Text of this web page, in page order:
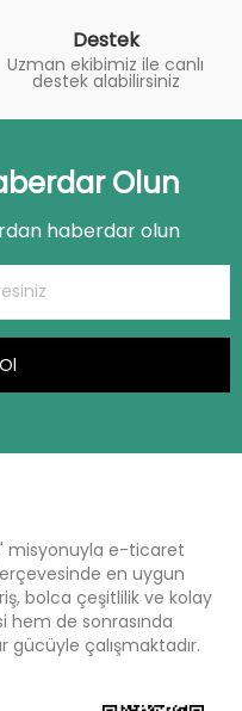
Destek
Uzman ekibimiz ile canlı
destek alabilirsiniz
Olun
haberdar olun
misyonuyla e-ticaret
en uygun
bolca çeşitlilik ve kolay
hem de sonrasında
çalışmaktadır.